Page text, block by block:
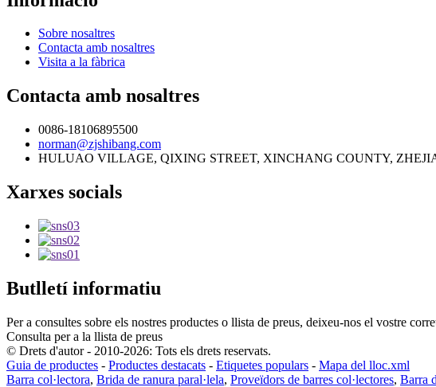
Sobre nosaltres
Contacta amb nosaltres
Visita a la fàbrica
Contacta amb nosaltres
0086-18106895500
norman@zjshibang.com
HULUAO VILLAGE, QIXING STREET, XINCHANG COUNTY,
Xarxes socials
Butlletí informatiu
Per a consultes sobre els nostres productes o llista de preus, deixeu-nos el vostre
Consulta per a la llista de preus
© Drets d'autor - 2010-2026: Tots els drets reservats.
Guia de productes - Productes destacats - Etiquetes populars - Mapa del lloc.xml
Barra col·lectora, Brida de ranura paral·lela, Proveïdors de barres col·lectores, Barra